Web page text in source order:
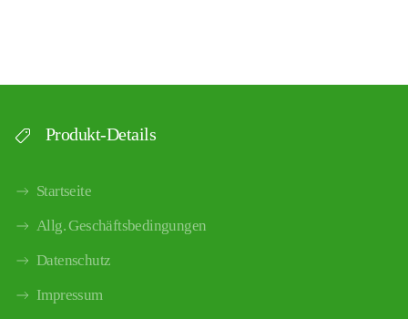
Produkt-Details
Startseite
Allg. Geschäftsbedingungen
Datenschutz
Impressum